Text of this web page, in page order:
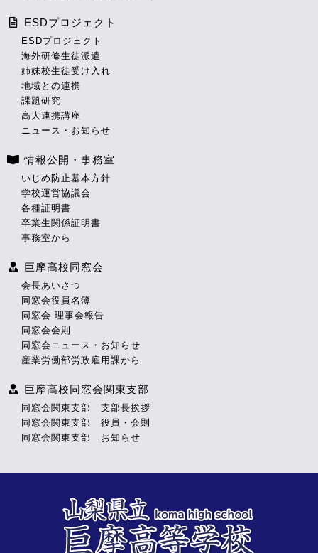
ESDプロジェクト
ESDプロジェクト
海外研修生徒派遣
姉妹校生徒受け入れ
地域との連携
課題研究
高大連携講座
ニュース・お知らせ
情報公開・事務室
いじめ防止基本方針
学校運営協議会
各種証明書
卒業生関係証明書
事務室から
巨摩高校同窓会
会長あいさつ
同窓会役員名簿
同窓会 理事会報告
同窓会会則
同窓会ニュース・お知らせ
産業労働部労政雇用課から
巨摩高校同窓会関東支部
同窓会関東支部 支部長挨拶
同窓会関東支部 役員・会則
同窓会関東支部 お知らせ